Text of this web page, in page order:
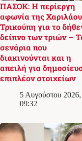
ΠΑΣΟΚ: Η περίεργη
αφωνία της Χαριλάου
Τρικούπη για το
δείπνο των τριών –
σενάρια που
διακινούνται και η
απειλή για
επιπλέον στοιχείων
5 Αυγούστου 2026,
09:32